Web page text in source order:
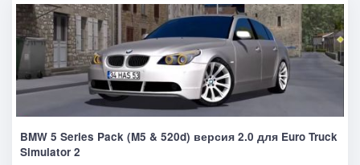
BMW 5 Series Pack (M5 & 520d) версия 2.0 для Euro Truck
Simulator 2